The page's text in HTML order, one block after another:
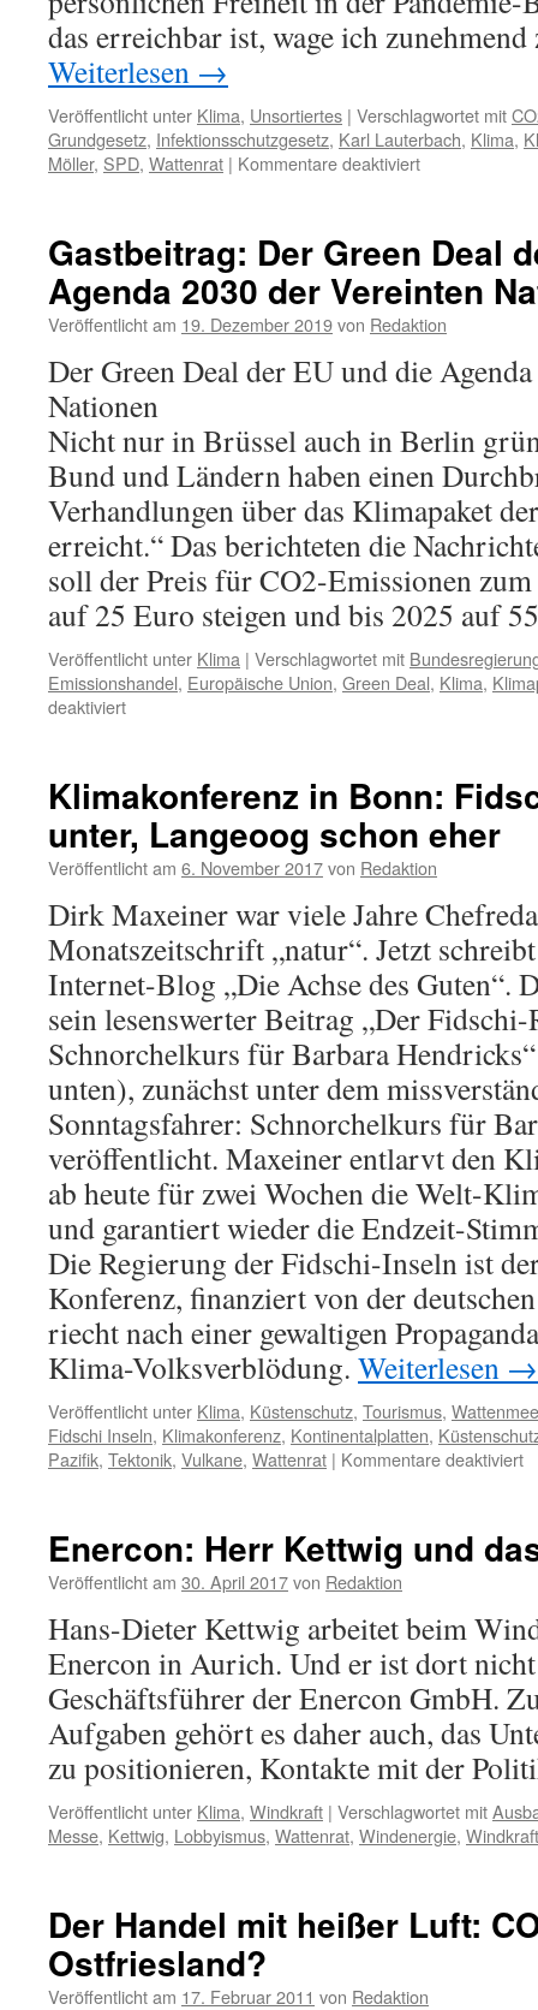
das erreichbar ist, wage ich
Weiterlesen →
Veröffentlicht unter Klima, Unsortiertes | Verschlagwortet mit
Grundgesetz, Infektionsschutzgesetz, Karl Lauterbach, Klima,
Möller, SPD, Wattenrat | Kommentare deaktiviertfür
Corona
und
die
persönlichen
Gastbeitrag: Der Green Deal
Agenda 2030 der Vereinten
Veröffentlicht am 19. Dezember 2019von Redaktion
Der Green Deal der EU und die
Nationen
Nicht nur in Brüssel auch in Berlin
Bund und Ländern haben einen
Verhandlungen über das Klimapaket
erreicht.“ Das berichteten die
soll der Preis für CO2-Emissionen
auf 25 Euro steigen und bis 2025 auf
Veröffentlicht unter Klima | Verschlagwortet mit
Emissionshandel, Europäische Union, Green Deal, Klima,
deaktiviertfür
Deal
der
EU
und
Agenda
2030
Vereinten
Nationen
Klimakonferenz in Bonn:
unter, Langeoog schon eher
Veröffentlicht am 6. November 2017von Redaktion
Dirk Maxeiner war viele Jahre
Monatszeitschrift „natur“. Jetzt
Internet-Blog „Die Achse des Guten“.
sein lesenswerter Beitrag „Der
Schnorchelkurs für Barbara
unten), zunächst unter dem
Sonntagsfahrer: Schnorchelkurs für
veröffentlicht. Maxeiner entlarvt den
ab heute für zwei Wochen die Welt-
und garantiert wieder die Endzeit-
Die Regierung der Fidschi-Inseln ist
Konferenz, finanziert von der
riecht nach einer gewaltigen
Klima-Volksverblödung. Weiterlesen →
Veröffentlicht unter Klima, Küstenschutz, Tourismus,
Fidschi Inseln, Klimakonferenz, Kontinentalplatten,
Pazifik, Tektonik, Vulkane, Wattenrat | Kommentare deaktiviert
Enercon: Herr Kettwig und
Veröffentlicht am 30. April 2017von Redaktion
Hans-Dieter Kettwig arbeitet beim
Enercon in Aurich. Und er ist dort
Geschäftsführer der Enercon GmbH.
Aufgaben gehört es daher auch, das
zu positionieren, Kontakte mit der
Veröffentlicht unter Klima, Windkraft | Verschlagwortet mit
Messe, Kettwig, Lobbyismus, Wattenrat, Windenergie, Windkraft
Der Handel mit heißer Luft:
Ostfriesland?
Veröffentlicht am 17. Februar 2011 von Redaktion